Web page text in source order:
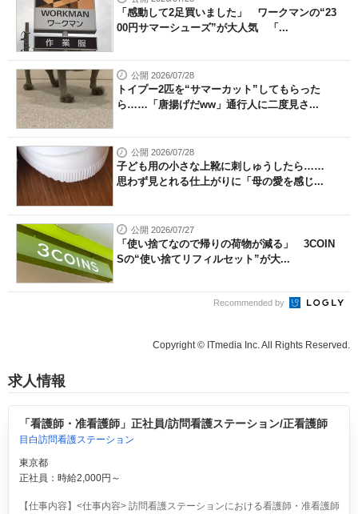
「感動して2足買いました」 ワークマンの“23
00円サマーシューズ”が大人気 「...
公開 2026/07/28
トイプー2匹を“サマーカット”してもらった
ら……「唐揚げだww」通行人に二度見さ...
公開 2026/07/28
子ども用の小さな上靴に刺しゅうしたら……
思わず見とれる仕上がりに「母の愛を感じ...
公開 2026/07/27
「使い捨てなので帰りの荷物が減る」 3COIN
Sの“使い捨てリフィルセット”が大...
Recommended by
Copyright © ITmedia Inc. All Rights Reserved.
求人情報
「看護師・准看護師」正社員/訪問看護ステーション/正看護師
目白訪問看護ステーション
東京都
正社員：時給2,000円～
【仕事内容】<仕事内容> 訪問看護ステーションにおける看護師・准看護師